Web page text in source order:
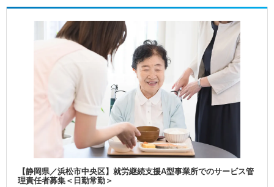
【静岡県／浜松市中央区】就労継続支援A型事業所でのサービス管
理責任者募集＜日勤常勤＞